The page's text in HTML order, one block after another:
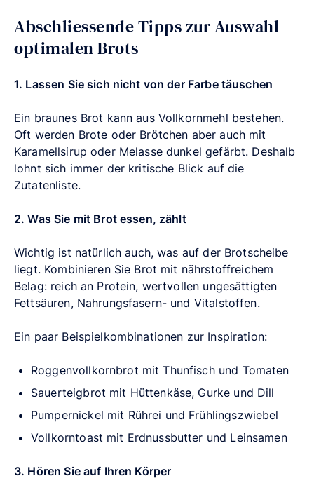
Abschliessende Tipps zur Auswahl
optimalen Brots
1. Lassen Sie sich nicht von der Farbe täuschen
Ein braunes Brot kann aus Vollkornmehl bestehen.
Oft werden Brote oder Brötchen aber auch mit
Karamellsirup oder Melasse dunkel gefärbt. Deshalb
lohnt sich immer der kritische Blick auf die
Zutatenliste.
2. Was Sie mit Brot essen, zählt
Wichtig ist natürlich auch, was auf der Brotscheibe
liegt. Kombinieren Sie Brot mit nährstoffreichem
Belag: reich an Protein, wertvollen ungesättigten
Fettsäuren, Nahrungsfasern- und Vitalstoffen.
Ein paar Beispielkombinationen zur Inspiration:
Roggenvollkornbrot mit Thunfisch und Tomaten
Sauerteigbrot mit Hüttenkäse, Gurke und Dill
Pumpernickel mit Rührei und Frühlingszwiebel
Vollkorntoast mit Erdnussbutter und Leinsamen
3. Hören Sie auf Ihren Körper